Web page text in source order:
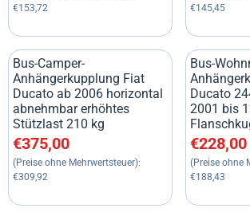
€153,72
€145,45
Bus-Camper-
Anhängerkupplung Fiat
Ducato ab 2006 horizontal
abnehmbar erhöhtes
Stützlast 210 kg
Preis: 375,00, ohne MwSt.: 309,92
€375,00
(Preise ohne Mehrwertsteuer):
€309,92
Bus-
Ducato
2001 bis
Preis:
€228,00
(Preise ohne
€188,43